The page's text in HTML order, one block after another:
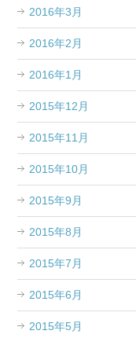
2016年3月
2016年2月
2016年1月
2015年12月
2015年11月
2015年10月
2015年9月
2015年8月
2015年7月
2015年6月
2015年5月